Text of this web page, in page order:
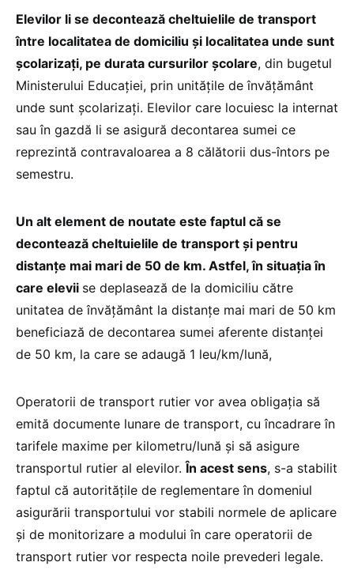
Elevilor li se decontează cheltuielile de transport
între localitatea de domiciliu și localitatea unde sunt
școlarizați, pe durata cursurilor școlare, din bugetul
Ministerului Educației, prin unitățile de învățământ
unde sunt școlarizați. Elevilor care locuiesc la internat
sau în gazdă li se asigură decontarea sumei ce
reprezintă contravaloarea a 8 călătorii dus-întors pe
semestru.
Un alt element de noutate este faptul că se
decontează cheltuielile de transport și pentru
distanțe mai mari de 50 de km. Astfel, în situația în
care elevii se deplasează de la domiciliu către
unitatea de învățământ la distanțe mai mari de 50 km
beneficiază de decontarea sumei aferente distanței
de 50 km, la care se adaugă 1 leu/km/lună,
Operatorii de transport rutier vor avea obligația să
emită documente lunare de transport, cu încadrare în
tarifele maxime per kilometru/lună și să asigure
transportul rutier al elevilor.În acest sens, s-a stabilit
faptul că autoritățile de reglementare în domeniul
asigurării transportului vor stabili normele de aplicare
și de monitorizare a modului în care operatorii de
transport rutier vor respecta noile prevederi legale.